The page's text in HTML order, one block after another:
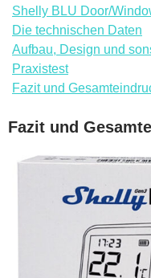
Shelly BLU Door/
Die technischen Daten
Aufbau, Design und
Praxistest
Fazit und
Fazit und